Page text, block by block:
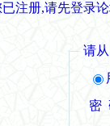
注册,请先登录
请
密